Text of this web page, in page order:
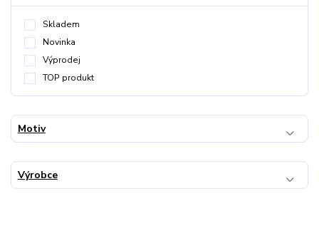
Skladem
Novinka
Výprodej
TOP produkt
Motiv
Výrobce